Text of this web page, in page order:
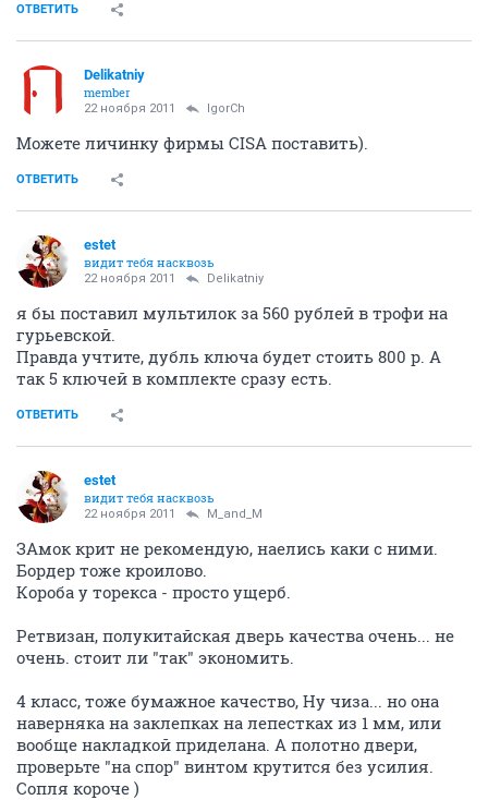
ОТВЕТИТЬ
Delikatniy
member
22 ноября 2011 IgorCh
Можете личинку фирмы CISA поставить).
ОТВЕТИТЬ
estet
видит тебя насквозь
22 ноября 2011 Delikatniy
я бы поставил мультилок за 560 рублей в трофи на
гурьевской.
Правда учтите, дубль ключа будет стоить 800 р. А
так 5 ключей в комплекте сразу есть.
ОТВЕТИТЬ
estet
видит тебя насквозь
22 ноября 2011 M_and_M
ЗАмок крит не рекомендую, наелись каки с ними.
Бордер тоже кроилово.
Короба у торекса - просто ущерб.
Ретвизан, полукитайская дверь качества очень... не
очень. стоит ли "так" экономить.
4 класс, тоже бумажное качество, Ну чиза... но она
наверняка на заклепках на лепестках из 1 мм, или
вообще накладкой приделана. А полотно двери,
проверьте "на спор" винтом крутится без усилия.
Сопля короче )